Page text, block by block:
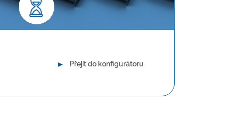
► Přejít do konfigurátoru